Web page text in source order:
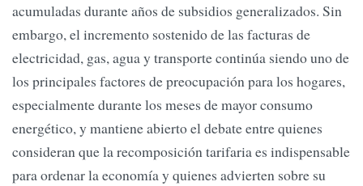
acumuladas durante años de subsidios generalizados. Sin
embargo, el incremento sostenido de las facturas de
electricidad, gas, agua y transporte continúa siendo uno de
los principales factores de preocupación para los hogares,
especialmente durante los meses de mayor consumo
energético, y mantiene abierto el debate entre quienes
consideran que la recomposición tarifaria es indispensable
para ordenar la economía y quienes advierten sobre su